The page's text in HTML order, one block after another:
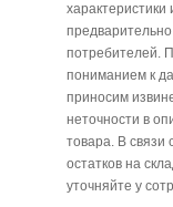
потребителей.
пониманием к
приносим
неточности в
товара. В
остатков на
уточняйте у